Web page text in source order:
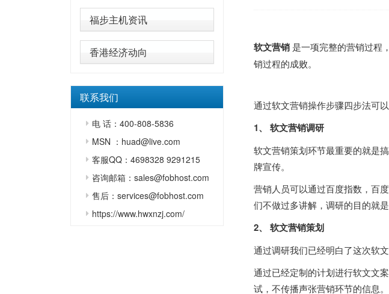
福步主机资讯
香港经济动向
联系我们
电 话：400-808-5836
MSN ：huad@live.com
客服QQ：4698328 9291215
咨询邮箱：sales@fobhost.com
售后：services@fobhost.com
https://www.hwxnzj.com/
软文营销 是一项完整的营销过程
销过程的成败。
通过软文营销操作步骤四步法可
1、 软文营销调研
软文营销策划环节最重要的就是
牌宣传。
营销人员可以通过百度指数，百
们不做过多讲解，调研的目的就
2、 软文营销策划
通过调研我们已经明白了这次软
通过已经定制的计划进行软文文
试，不传播声张营销环节的信息。